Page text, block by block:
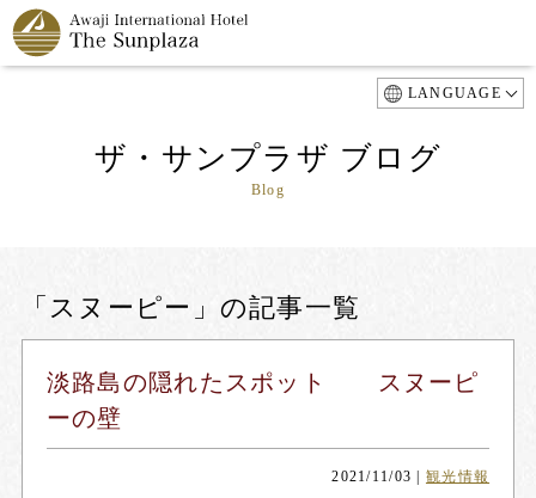
LANGUAGE
ザ・サンプラザ ブログ
Blog
「スヌーピー」の記事一覧
淡路島の隠れたスポット スヌーピ
ーの壁
2021/11/03 観光情報